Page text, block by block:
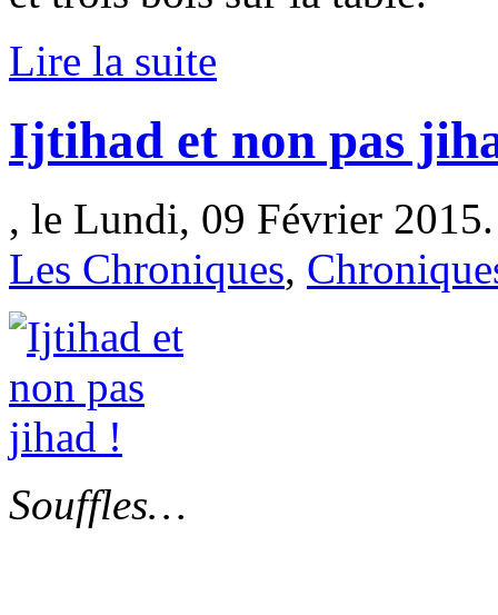
Lire la suite
Ijtihad et non pas
, le Lundi, 09 Février
Les Chroniques,
Souffles…